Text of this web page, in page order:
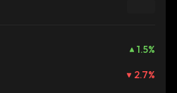
1.5%
2.7%